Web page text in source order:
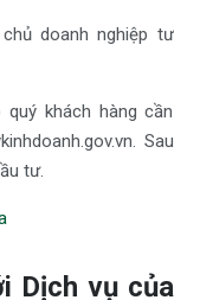
doanh nghiệp tư
khách hàng cần
Sau
tư.
Dịch vụ của